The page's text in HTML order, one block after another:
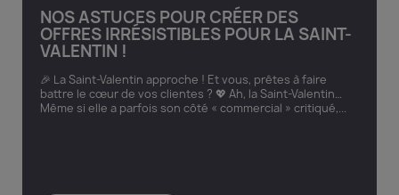
NOS ASTUCES POUR CRÉER DES
OFFRES IRRÉSISTIBLES POUR LA SAINT-
VALENTIN !
🎉 La Saint-Valentin approche ! Et vous, prêtes à faire
battre le cœur de vos clientes ? 💖 Ah, la Saint-Valentin…
Même si elle a parfois son côté « commercial » critiqué,...